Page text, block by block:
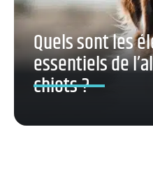
Quels sont les
essentiels de
chiots ?